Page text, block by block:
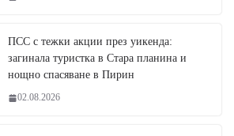
ПСС с тежки акции през уикенда:
загинала туристка в Стара планина и
нощно спасяване в Пирин
02.08.2026